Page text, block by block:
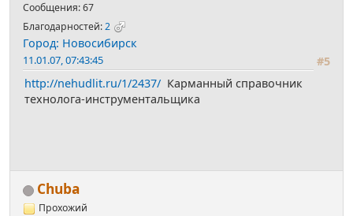
Сообщения: 67
Благодарностей:2
Город: Новосибирск
#5
11.01.07, 07:43:45
http://nehudlit.ru/1/2437/ Карманный справочник
технолога-инструментальщика
Chuba
Прохожий